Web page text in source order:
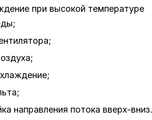
235
при высокой температуре
направления потока вверх-вниз.